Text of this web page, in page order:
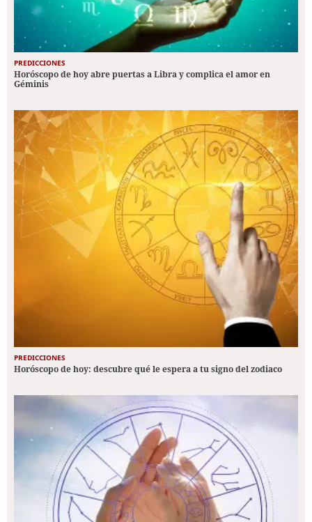
PREDICCIONES
Horóscopo de hoy abre puertas a Libra y complica el amor en
Géminis
PREDICCIONES
Horóscopo de hoy: descubre qué le espera a tu signo del zodiaco